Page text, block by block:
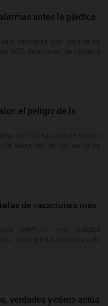
antes la pérdida
el peligro de la
de vacaciones más
verdades y cómo actúa